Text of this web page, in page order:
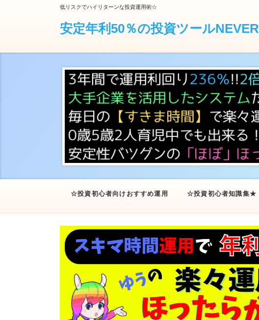
低リスクでハイリターンな投資運用術☆
安定年利50％の投資ツールNEVER
☆投資初心者向けおすすめ運用★ ☆投資初心者知識集★